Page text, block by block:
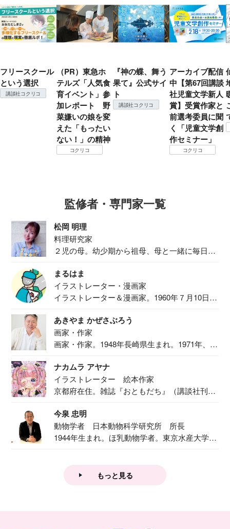
フリースクール
という選択
講談社コクリコ
（PR）東急ホ
テルズ「人気食
育イベント」参
加レポート 野
菜嫌いの娘を変
えた「もったい
ない！」の精神
コクリコ
『神の蝶、舞う
果て』公式サイ
ト
講談社コクリコ
アーカイブ配信
中【第67回講談
社児童文学新人
賞】受賞作家と
前選考委員に聞
く「児童文学創
作セミナー」
コクリコ
監修者・専門家一覧
松岡 明理
料理研究家
２児の母。幼少期から祖母、母と一緒に毎日の
まるはま
イラストレーター・漫画家
イラストレーター＆漫画家。1960年７月10日生
あきやま かぜさぶろう
画家・作家
画家・作家。1948年長崎県生まれ。1971年、
ナカムラ アヤナ
イラストレーター 絵本作家
京都府在住。雑誌『おともだち』（講談社刊）
今泉 忠明
動物学者 日本動物科学研究所 所長
1944年生まれ。ほ乳動物学者。東京水産大学卒
もっと見る